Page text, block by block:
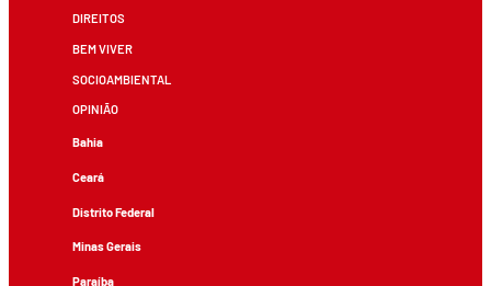
DIREITOS
BEM VIVER
SOCIOAMBIENTAL
OPINIÃO
Bahia
Ceará
Distrito Federal
Minas Gerais
Paraíba